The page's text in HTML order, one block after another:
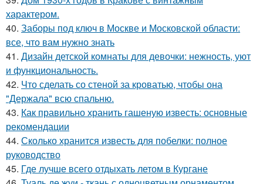
характером.
40. Заборы под ключ в Москве и Московской области:
все, что вам нужно знать
41. Дизайн детской комнаты для девочки: нежность, уют
и функциональность.
42. Что сделать со стеной за кроватью, чтобы она
"Держала" всю спальню.
43. Как правильно хранить гашеную известь: основные
рекомендации
44. Сколько хранится известь для побелки: полное
руководство
45. Где лучше всего отдыхать летом в Кургане